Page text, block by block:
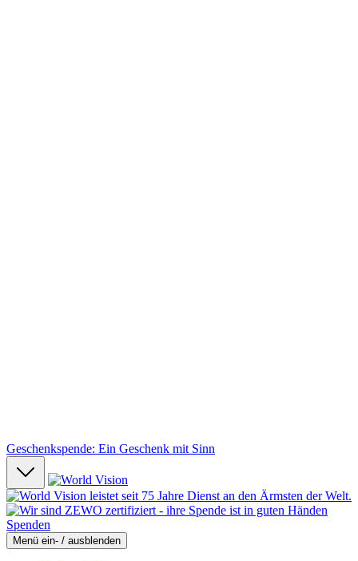
Geschenkspende: Ein Geschenk mit Sinn
Spenden
Menü ein- / ausblenden